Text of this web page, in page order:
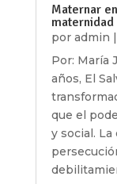
Maternar
por admin |
Por: María
años, El
que el
y social.